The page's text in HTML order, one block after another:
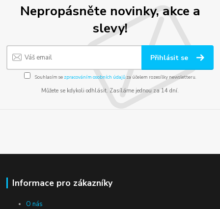
Nepropásněte novinky, akce a
slevy!
Přihlásit se
Souhlasím se zpracováním osobních údajůza účelem rozesílky newsletteru.
Můžete se kdykoli odhlásit. Zasíláme jednou za 14 dní.
Informace pro zákazníky
O nás